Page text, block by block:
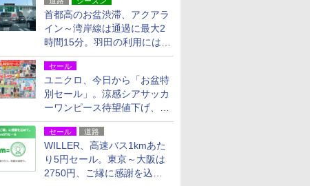
首都高のお盆渋滞、アクアラ
イン～湾岸線は通過に最大2
時間15分。羽田の利用には
「空港西出口」の利用検討を
セール
ユニクロ、今日から「お盆特
別セール」。涼感シアサッカ
ーワンピース待望値下げ、撥
水ギアショーツは1990円に
セール 道路
WILLER、高速バス1kmあた
り5円セール。東京～大阪は
2750円、ご縁に感謝を込め